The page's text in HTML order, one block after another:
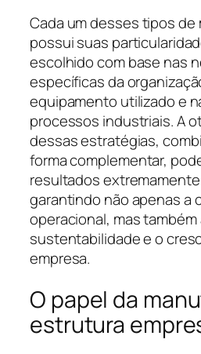
Cada um desses tipos
possui suas
escolhido com base nas
específicas da
equipamento utilizado e
processos industriais. A
dessas estratégias,
forma complementar,
resultados
garantindo não apenas a
operacional, mas também
sustentabilidade e o
empresa.
O papel da
estrutura